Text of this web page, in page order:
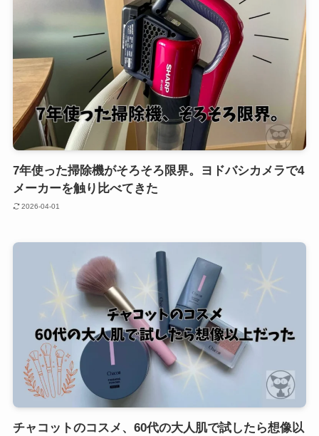
7年使った掃除機がそろそろ限界。ヨドバシカメラで4
メーカーを触り比べてきた
2026-04-01
チャコットのコスメ、60代の大人肌で試したら想像以